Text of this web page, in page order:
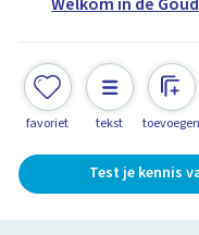
favoriet tekst toevoegen
Test je kennis